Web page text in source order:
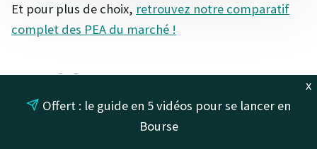
Et pour plus de choix, retrouvez notre comparatif
complet des PEA du marché !
Les SCPI : pour un
complément de retraite
x
Offert : le guide en 5 vidéos pour se lancer en
Bourse